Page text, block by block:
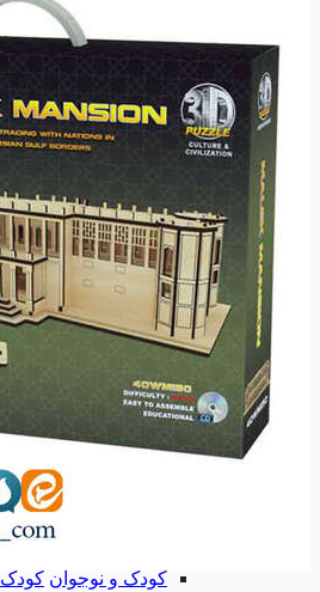
نرم افزار نرم افزار
مذهبی مذهبی
ادبیات
ادبیات
خانه و خانواده خانه و
ازدواج ازدواج
تربیتی
سواد رسانه
سواد
مهارت های زندگی
آموزشی
آموزشی
داستان و رمان
اشخاص
مدیریت
کودک و نوجوان کودک